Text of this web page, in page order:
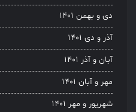
دی و بهمن ۱۴۰۱
آذر و دی ۱۴۰۱
آبان و آذر ۱۴۰۱
مهر و آبان ۱۴۰۱
شهریور و مهر ۱۴۰۱